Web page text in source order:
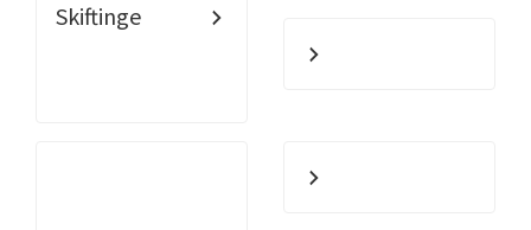
Skiftinge